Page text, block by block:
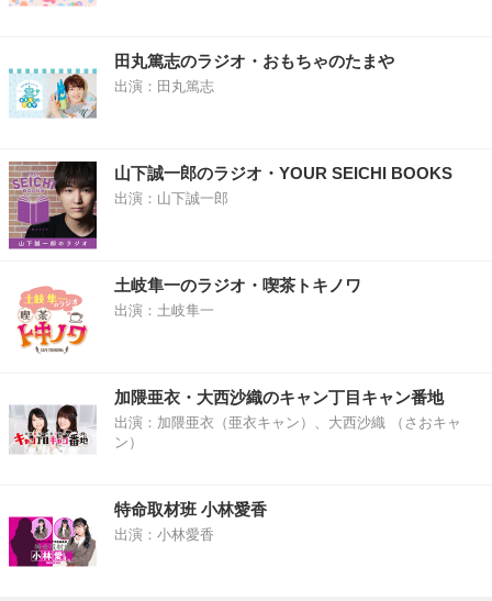
田丸篤志のラジオ・おもちゃのたまや
出演：田丸篤志
山下誠一郎のラジオ・YOUR SEICHI BOOKS
出演：山下誠一郎
土岐隼一のラジオ・喫茶トキノワ
出演：土岐隼一
加隈亜衣・大西沙織のキャン丁目キャン番地
出演：加隈亜衣（亜衣キャン）、大西沙織 （さおキャ
ン）
特命取材班 小林愛香
出演：小林愛香